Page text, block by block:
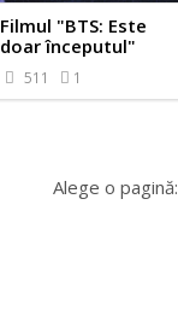
Filmul "BTS: Este
doar începutul"
511 1
Alege o pagină: